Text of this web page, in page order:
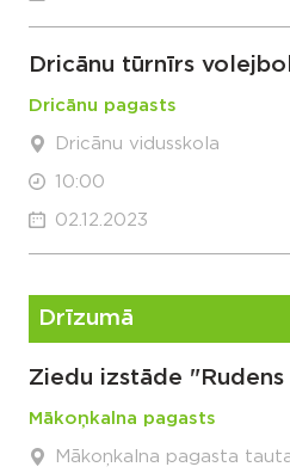
Dricānu tūrnīrs
Dricānu pagasts
Dricānu vidusskola
10:00
02.12.2023
Drīzumā
Ziedu izstāde "Rudens
Mākoņkalna pagasts
Mākoņkalna pagasta